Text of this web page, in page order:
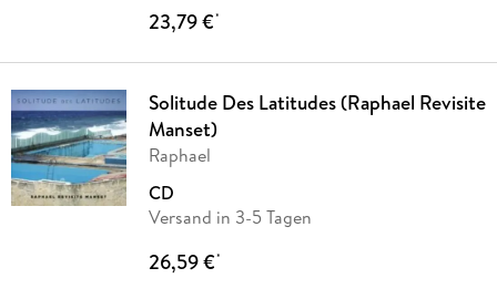
23,79 €*
Solitude Des Latitudes (Raphael Revisite
Manset)
Raphael
CD
Versand in 3-5 Tagen
26,59 €*